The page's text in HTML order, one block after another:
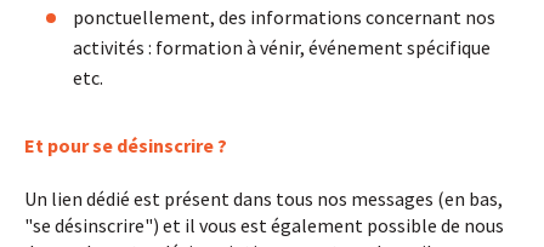
ponctuellement, des informations concernant nos
activités : formation à vénir, événement spécifique
etc.
Et pour se désinscrire ?
Un lien dédié est présent dans tous nos messages (en bas,
"se désinscrire") et il vous est également possible de nous